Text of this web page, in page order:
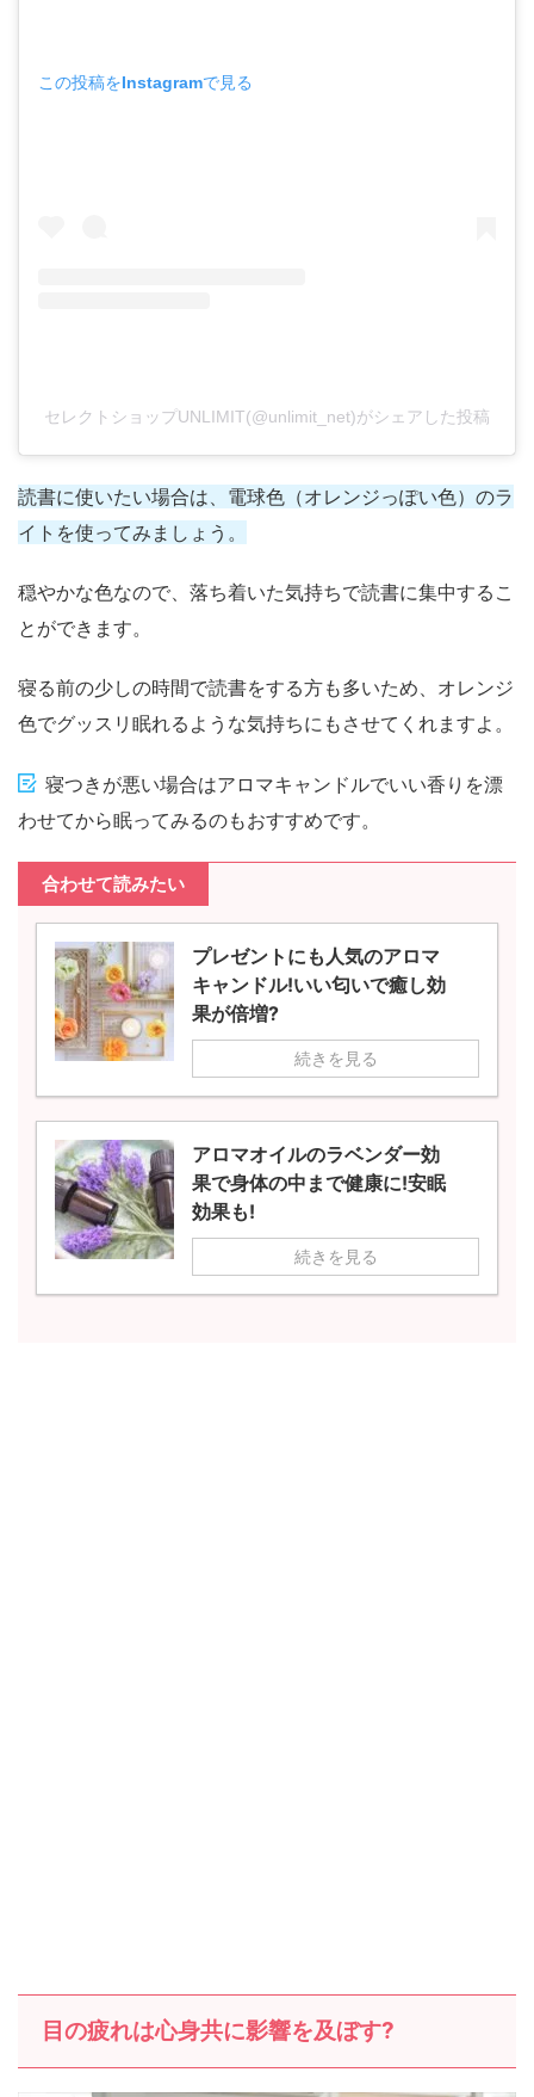
この投稿をInstagramで見る
セレクトショップUNLIMIT(@unlimit_net)がシェアした投稿
読書に使いたい場合は、電球色（オレンジっぽい色）のラ
イトを使ってみましょう。
穏やかな色なので、落ち着いた気持ちで読書に集中するこ
とができます。
寝る前の少しの時間で読書をする方も多いため、オレンジ
色でグッスリ眠れるような気持ちにもさせてくれますよ。
寝つきが悪い場合はアロマキャンドルでいい香りを漂
わせてから眠ってみるのもおすすめです。
合わせて読みたい
プレゼントにも人気のアロマ
キャンドル!いい匂いで癒し効
果が倍増?
続きを見る
アロマオイルのラベンダー効
果で身体の中まで健康に!安眠
効果も!
続きを見る
目の疲れは心身共に影響を及ぼす?